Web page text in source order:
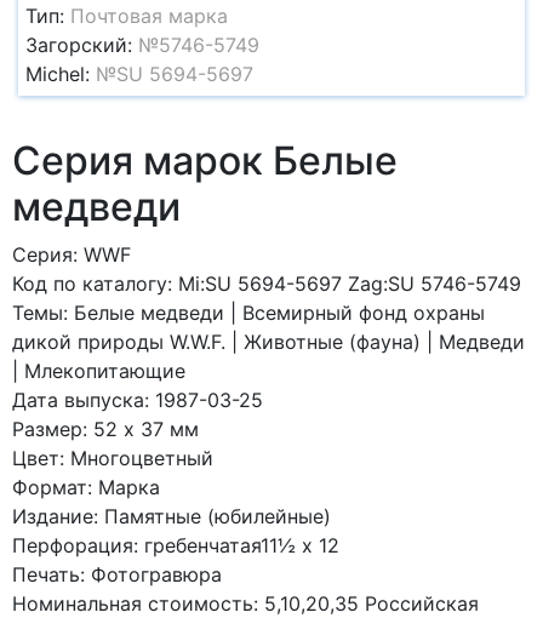
Тип: Почтовая марка
Загорский: №5746-5749
Michel: №SU 5694-5697
Серия марок Белые
медведи
Серия: WWF
Код по каталогy: Mi:SU 5694-5697 Zag:SU 5746-5749
Темы: Белые медведи | Всемирный фонд охраны
дикой природы W.W.F. | Животные (фауна) | Медведи
| Млекопитающие
Дата выпуска: 1987-03-25
Размер: 52 x 37 мм
Цвет: Многоцветный
Формат: Марка
Издание: Памятные (юбилейные)
Перфорация: гребенчатая11½ x 12
Печать: Фотогравюра
Номинальная стоимость: 5,10,20,35 Российская